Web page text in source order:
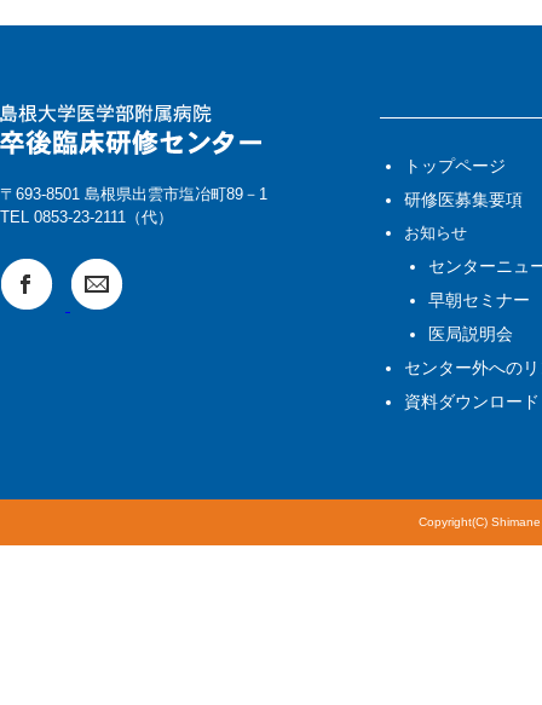
〒693-8501 島根県出雲市塩冶町89－1
TEL 0853-23-2111（代）
トップページ
研修医募集要項
お知らせ
センターニュ
早朝セミナー
医局説明会
センター外への
資料ダウンロード
Copyright(C)